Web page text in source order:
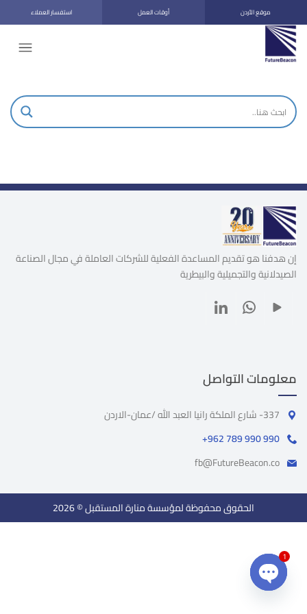
موقع الأردن أوقات العمل استفسار العملاء
إن هدفنا هو تقديم المساعدة الفعلية للشركات العاملة في مجال الصناعة
الصيدلانية والتجميلية والبيطرية
معلومات التواصل
337- شارع الملكة رانيا العبد الله /عمان-الاردن
+962 789 990 990
fb@FutureBeacon.co
الحقوق محفوظة لمؤسسة منارة المستقبل © 2026
1